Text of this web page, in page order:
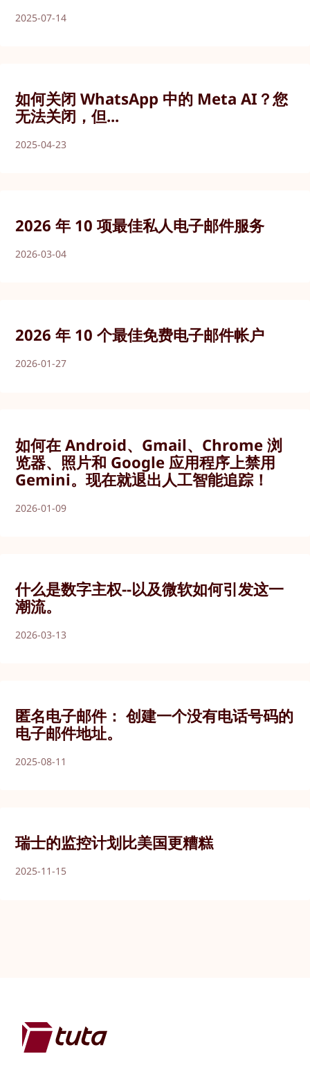
2025-07-14
如何关闭 WhatsApp 中的 Meta AI？您
无法关闭，但...
2025-04-23
2026 年 10 项最佳私人电子邮件服务
2026-03-04
2026 年 10 个最佳免费电子邮件帐户
2026-01-27
如何在 Android、Gmail、Chrome 浏
览器、照片和 Google 应用程序上禁用
Gemini。现在就退出人工智能追踪！
2026-01-09
什么是数字主权--以及微软如何引发这一
潮流。
2026-03-13
匿名电子邮件： 创建一个没有电话号码的
电子邮件地址。
2025-08-11
瑞士的监控计划比美国更糟糕
2025-11-15